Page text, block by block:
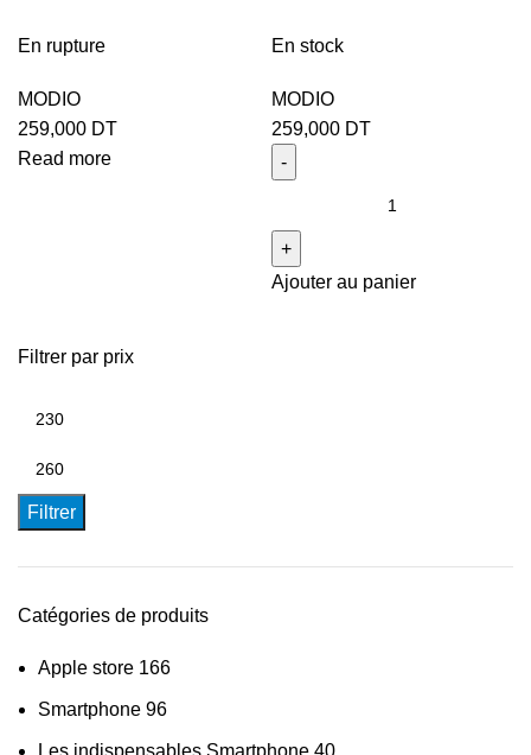
Filtrer par prix
Filtrer
Catégories de produits
Apple store 166
Smartphone 96
Les indispensables Smartphone 40
En rupture
MODIO
259,000 DT
Read more
En stock
MODIO
259,000 DT
Ajouter au panier